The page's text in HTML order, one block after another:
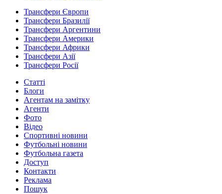
Трансфери Європи
Трансфери Бразилії
Трансфери Аргентини
Трансфери Америки
Трансфери Африки
Трансфери Азії
Трансфери Росії
Статті
Блоги
Агентам на замітку
Агенти
Фото
Відео
Спортивні новини
Футбольні новини
Футбольна газета
Доступ
Контакти
Реклама
Пошук